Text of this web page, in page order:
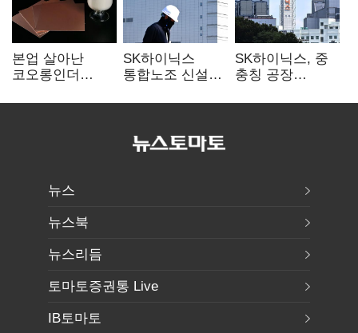
본업 살아난
코오롱인더
배터리 소재로
SK하이닉스
통합노조 신설
성과급 불만 확산
SK하이닉스, 중
충칭 공장
검토?…“확정된
뉴스
뉴스북
뉴스리듬
토마토증권통 Live
IB토마토